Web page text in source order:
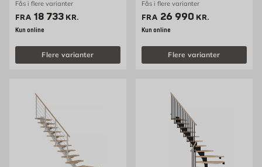
Fås i flere varianter
FRA Pris 18733 kr. /stk
18 733 KR.
Kun online
Flere varianter
Fås i flere varianter
FRA Pris 26990 kr. /stk
26 990 KR.
Kun online
Flere varianter